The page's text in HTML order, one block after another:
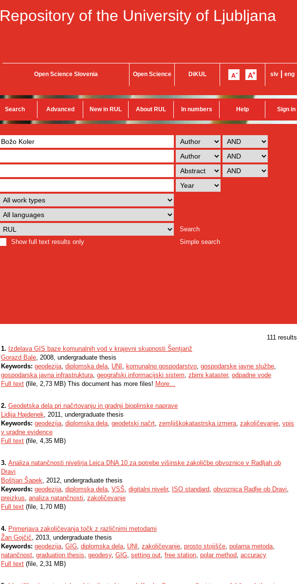
Repository of the University of Ljubljana
Open Science Slovenia Open Science DiKUL slv eng
Search Advanced New in RUL About RUL In numbers Help Sign in
Search
Show full text results only
Simple search
111 results
1. Izdelava GIS baze komunalnih vod v krajevni skupnosti Šentjanž
Gorazd Bale, 2008, undergraduate thesis
Keywords: geodezija, diplomska dela, UNI , komunalno gospodarstvo, gospodarske javne službe,
gospodarska javna infrastruktura, geografski informacijski sistem, zbirni kataster, odpadne vode
Full text (file, 2,73 MB) This document has more files! More...
2. Geodetska dela pri načrtovanju in gradnji bioplinske naprave
Lidija Hajdenek, 2011, undergraduate thesis
Keywords: geodezija, diplomska dela, geodetski načrt, zemljiškokatastrska izmera, zakoličevanje, vpis
v uradne evidence
Full text (file, 4,35 MB)
3. Analiza natančnosti nivelirja Leica DNA 10 za potrebe višinske zakoličbe obvoznice v Radljah ob
Dravi
Boštjan Šapek, 2012, undergraduate thesis
Keywords: geodezija, diplomska dela, VSŠ, digitalni nivelir, ISO standard, obvoznica Radlje ob Dravi,
preizkus, analiza natančnosti, zakoličevanje
Full text (file, 1,70 MB)
4. Primerjava zakoličevanja točk z različnimi metodami
Žan Gojčič, 2013, undergraduate thesis
Keywords: geodezija, GIG, diplomska dela, UNI , zakoličevanje, prosto stojišče, polarna metoda,
natančnost, graduation thesis, geodesy, GIG, setting out, free station, polar method, accuracy
Full text (file, 2,31 MB)